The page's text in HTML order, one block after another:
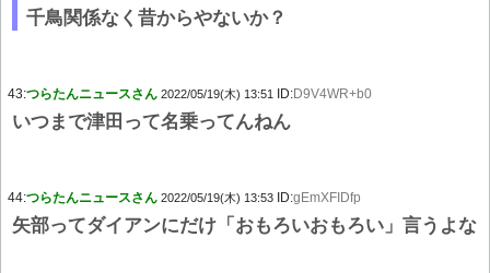
千鳥関係なく昔からやないか？
43:つらたんニュースさん 2022/05/19(木) 13:51 ID:D9V4WR+b0
いつまで津田って名乗ってんねん
44:つらたんニュースさん 2022/05/19(木) 13:53 ID:gEmXFIDfp
矢部ってダイアンにだけ「おもろいおもろい」言うよな